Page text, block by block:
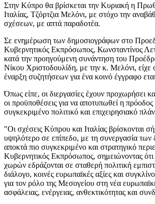
Στην Κύπρο θα βρίσκεται την Κυριακή η
Ιταλίας, Τζόρτζια Μελόνι, με στόχο την
σχέσεων, με απτά παραδοτέα.
Σε ενημέρωση των δημοσιογράφων στο
Κυβερνητικός Εκπρόσωπος, Κωνσταντίνος
κατά την προηγούμενη συνάντηση του
Νίκου Χριστοδουλίδη, με την κ. Μελόνι,
έναρξη συζητήσεων για ένα κοινό έγγραφο
Όπως είπε, οι διεργασίες έχουν προχωρήσει
οι προϋποθέσεις για να αποτυπωθεί η πρόοδος
συγκεκριμένο πολιτικό και επιχειρησιακό
"Οι σχέσεις Κύπρου και Ιταλίας βρίσκονται
υψηλότερο σε επίπεδο, με τη συνεργασία
αποκτά πιο συγκεκριμένο και στρατηγικό
Κυβερνητικός Εκπρόσωπος, σημειώνοντας ότι
χωρών εδράζονται σε σταθερή πολιτική
διάλογο, κοινές ευρωπαϊκές αξίες και
για τον ρόλο της Μεσογείου στη νέα
ασφάλειας, ενέργειας, ανθεκτικότητας και